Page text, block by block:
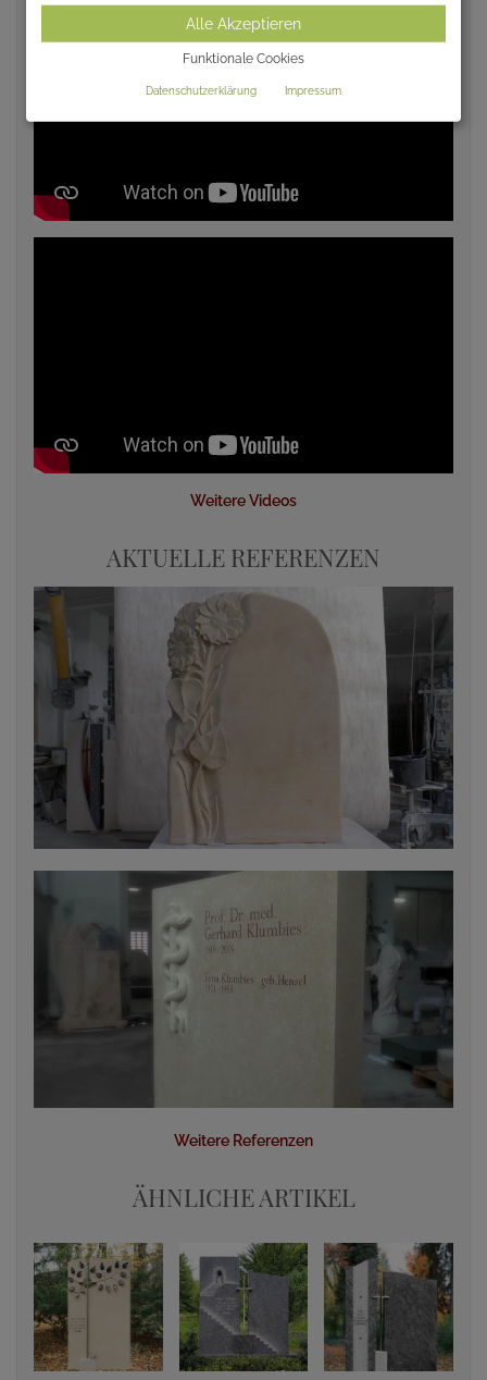
Weitere Videos
AKTUELLE REFERENZEN
Weitere Referenzen
ÄHNLICHE ARTIKEL
Alle Akzeptieren
Funktionale Cookies
Datenschutzerklärung Impressum